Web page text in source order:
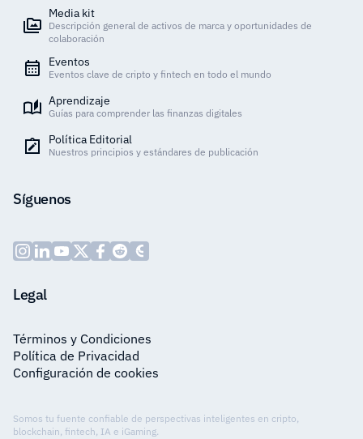
Media kit
Descripción general de activos de marca y oportunidades de
colaboración
Eventos
Eventos clave de cripto y fintech en todo el mundo
Aprendizaje
Guías para comprender las finanzas digitales
Política Editorial
Nuestros principios y estándares de publicación
Síguenos
Legal
Términos y Condiciones
Política de Privacidad
Configuración de cookies
Somos tu fuente confiable de perspectivas inteligentes en cripto,
blockchain, fintech, IA e iGaming.